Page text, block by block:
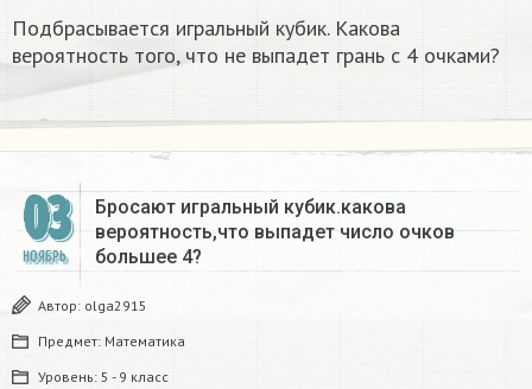
Подбрасывается игральный кубик. Какова
вероятность того, что не выпадет грань с 4 очками?
03
НОЯБРЬ
Бросают игральный кубик.какова
вероятность,что выпадет число очков
большее 4?
Автор: olga2915
Предмет: Математика
Уровень: 5 - 9 класс